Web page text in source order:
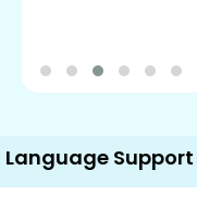
Support